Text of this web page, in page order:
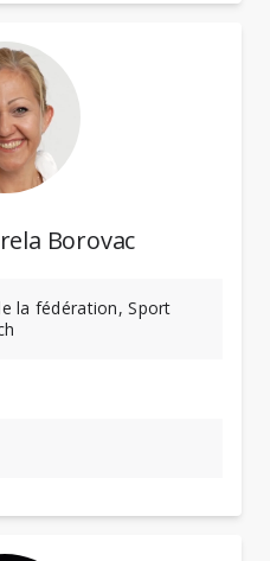
Borovac
la fédération, Sport